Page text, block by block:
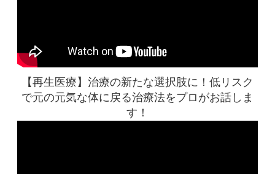
【再生医療】治療の新たな選択肢に！ 低リスク
で元の元気な体に戻る治療法をプロがお話しま
す！